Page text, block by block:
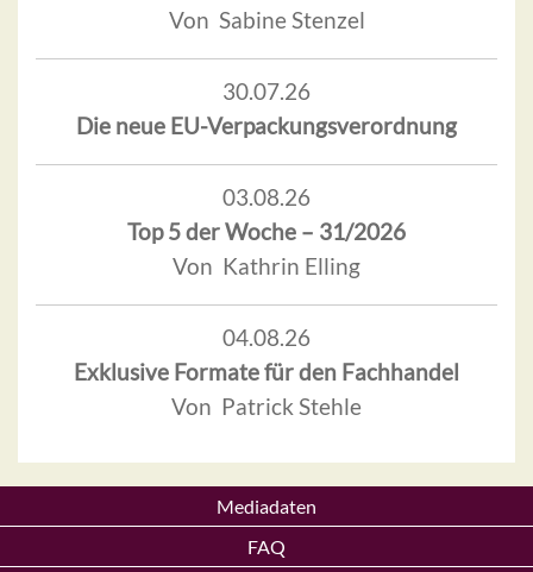
Von Sabine Stenzel
30.07.26
Die neue EU-Verpackungsverordnung
03.08.26
Top 5 der Woche – 31/2026
Von Kathrin Elling
04.08.26
Exklusive Formate für den Fachhandel
Von Patrick Stehle
Mediadaten
FAQ